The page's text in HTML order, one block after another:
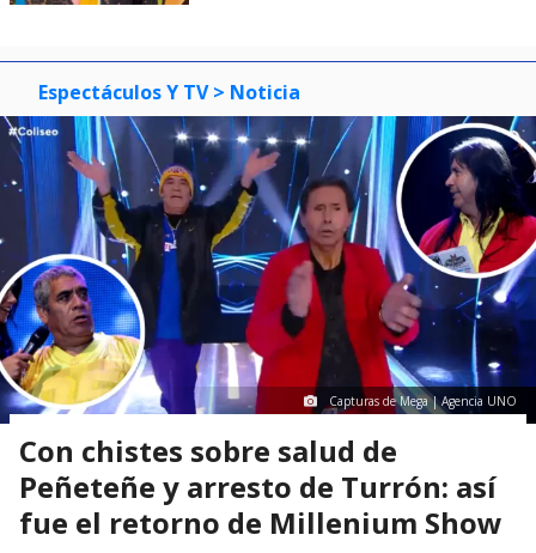
Espectáculos Y TV > Noticia
Capturas de Mega | Agencia UNO
Con chistes sobre salud de
Peñeteñe y arresto de Turrón: así
fue el retorno de Millenium Show